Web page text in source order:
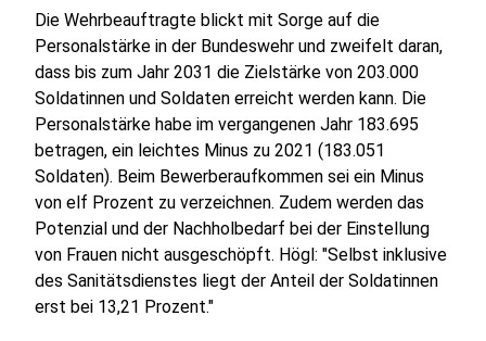
Die Wehrbeauftragte blickt mit Sorge auf die
Personalstärke in der Bundeswehr und zweifelt daran,
dass bis zum Jahr 2031 die Zielstärke von 203.000
Soldatinnen und Soldaten erreicht werden kann. Die
Personalstärke habe im vergangenen Jahr 183.695
betragen, ein leichtes Minus zu 2021 (183.051
Soldaten). Beim Bewerberaufkommen sei ein Minus
von elf Prozent zu verzeichnen. Zudem werden das
Potenzial und der Nachholbedarf bei der Einstellung
von Frauen nicht ausgeschöpft. Högl: "Selbst inklusive
des Sanitätsdienstes liegt der Anteil der Soldatinnen
erst bei 13,21 Prozent."